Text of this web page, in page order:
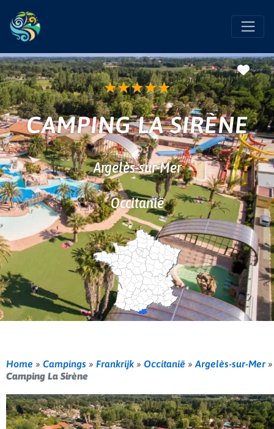
★★★★★
CAMPING LA SIRÈNE
Argelès-sur-Mer
Occitanië
Home » Campings » Frankrijk » Occitanië » Argelès-sur-Mer »
Camping La Sirène